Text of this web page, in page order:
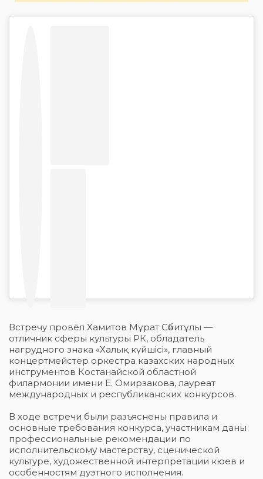
Встречу провёл Хамитов Мұрат Сәбитұлы —
отличник сферы культуры РК, обладатель
нагрудного знака «Халық күйшісі», главный
концертмейстер оркестра казахских народных
инструментов Костанайской областной
филармонии имени Е. Омиpзакова, лауреат
международных и республиканских конкурсов.
В ходе встречи были разъяснены правила и
основные требования конкурса, участникам даны
профессиональные рекомендации по
исполнительскому мастерству, сценической
культуре, художественной интерпретации кюев и
особенностям дуэтного исполнения.